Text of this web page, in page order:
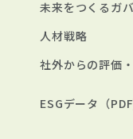
未来をつくるガ
人材戦略
社外からの評価
ESGデータ（